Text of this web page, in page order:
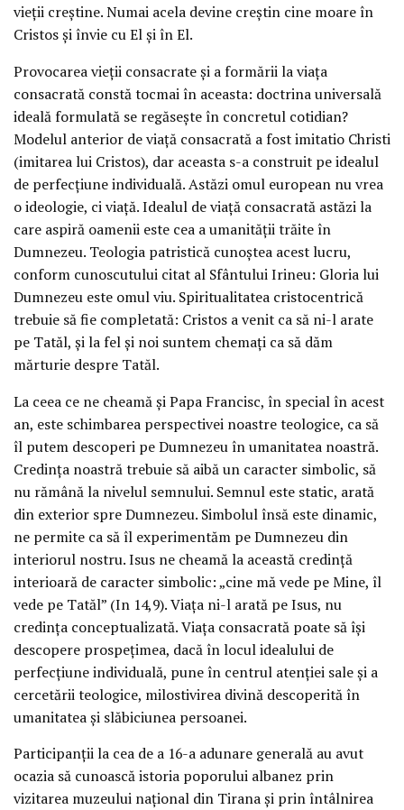
vieţii creştine. Numai acela devine creştin cine moare în
Cristos şi învie cu El şi în El.
Provocarea vieţii consacrate şi a formării la viaţa
consacrată constă tocmai în aceasta: doctrina universală
ideală formulată se regăseşte în concretul cotidian?
Modelul anterior de viaţă consacrată a fost imitatio Christi
(imitarea lui Cristos), dar aceasta s-a construit pe idealul
de perfecţiune individuală. Astăzi omul european nu vrea
o ideologie, ci viaţă. Idealul de viaţă consacrată astăzi la
care aspiră oamenii este cea a umanităţii trăite în
Dumnezeu. Teologia patristică cunoştea acest lucru,
conform cunoscutului citat al Sfântului Irineu: Gloria lui
Dumnezeu este omul viu. Spiritualitatea cristocentrică
trebuie să fie completată: Cristos a venit ca să ni-l arate
pe Tatăl, şi la fel şi noi suntem chemaţi ca să dăm
mărturie despre Tatăl.
La ceea ce ne cheamă şi Papa Francisc, în special în acest
an, este schimbarea perspectivei noastre teologice, ca să
îl putem descoperi pe Dumnezeu în umanitatea noastră.
Credinţa noastră trebuie să aibă un caracter simbolic, să
nu rămână la nivelul semnului. Semnul este static, arată
din exterior spre Dumnezeu. Simbolul însă este dinamic,
ne permite ca să îl experimentăm pe Dumnezeu din
interiorul nostru. Isus ne cheamă la această credinţă
interioară de caracter simbolic: „cine mă vede pe Mine, îl
vede pe Tatăl” (In 14,9). Viaţa ni-l arată pe Isus, nu
credinţa conceptualizată. Viaţa consacrată poate să îşi
descopere prospeţimea, dacă în locul idealului de
perfecţiune individuală, pune în centrul atenţiei sale şi a
cercetării teologice, milostivirea divină descoperită în
umanitatea şi slăbiciunea persoanei.
Participanţii la cea de a 16-a adunare generală au avut
ocazia să cunoască istoria poporului albanez prin
vizitarea muzeului naţional din Tirana şi prin întâlnirea